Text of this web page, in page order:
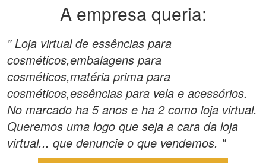
A empresa queria:
" Loja virtual de essências para
cosméticos,embalagens para
cosméticos,matéria prima para
cosméticos,essências para vela e acessórios.
No marcado ha 5 anos e ha 2 como loja virtual.
Queremos uma logo que seja a cara da loja
virtual... que denuncie o que vendemos. "